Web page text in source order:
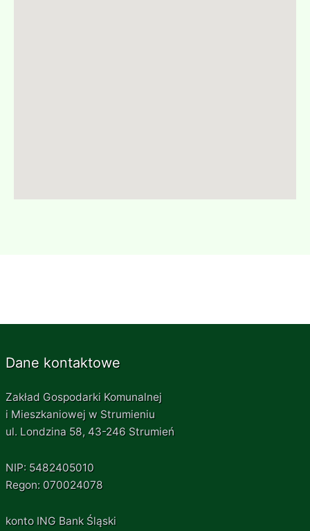
Dane kontaktowe
Zakład Gospodarki Komunalnej
i Mieszkaniowej w Strumieniu
ul. Londzina 58, 43-246 Strumień
NIP: 5482405010
Regon: 070024078
konto ING Bank Śląski